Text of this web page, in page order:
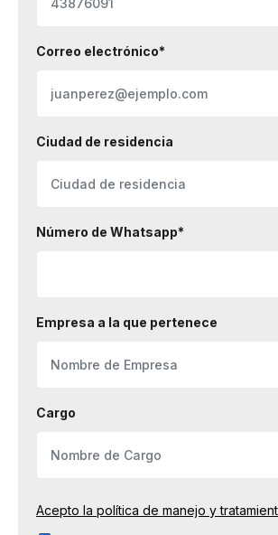
Correo electrónico*
Ciudad de residencia
Número de Whatsapp*
Empresa a la que pertenece
Cargo
Acepto la política de manejo y